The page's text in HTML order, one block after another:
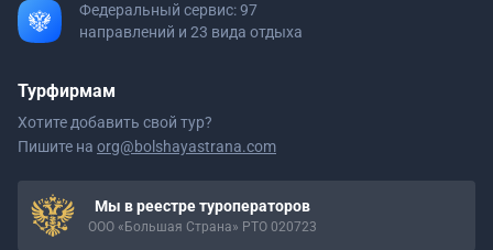
Федеральный сервис: 97
направлений и 23 вида отдыха
Турфирмам
Хотите добавить свой тур?
Пишите на org@bolshayastrana.com
Мы в реестре туроператоров
ООО «Большая Страна» РТО 020723